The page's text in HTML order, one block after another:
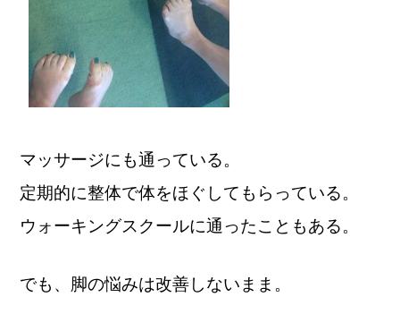
マッサージにも通っている。
定期的に整体で体をほぐしてもらっている。
ウォーキングスクールに通ったこともある。
でも、脚の悩みは改善しないまま。